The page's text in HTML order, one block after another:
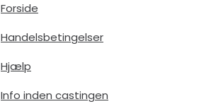
Forside
Handelsbetingelser
Hjælp
Info inden castingen